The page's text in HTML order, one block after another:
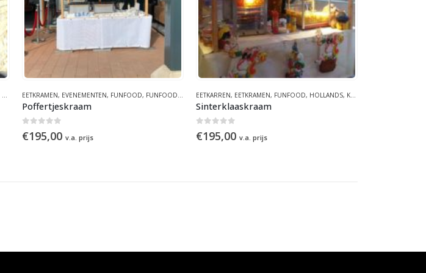
,VERHUUR PARTYMATERIALEN ,WINTER
EETKRAMEN, EVENEMENTEN, FUNFOOD, FUNFOOD HOLLANDS,KRAAMCONCEPTEN,WINTER, ZOMER
Poffertjeskraam
€195,00 v.a. prijs
EETKARREN, EETKRAMEN, FUNFOOD, HOLLANDS, KRAAMCONCEPTEN
Sinterklaaskraam
€195,00 v.a. prijs